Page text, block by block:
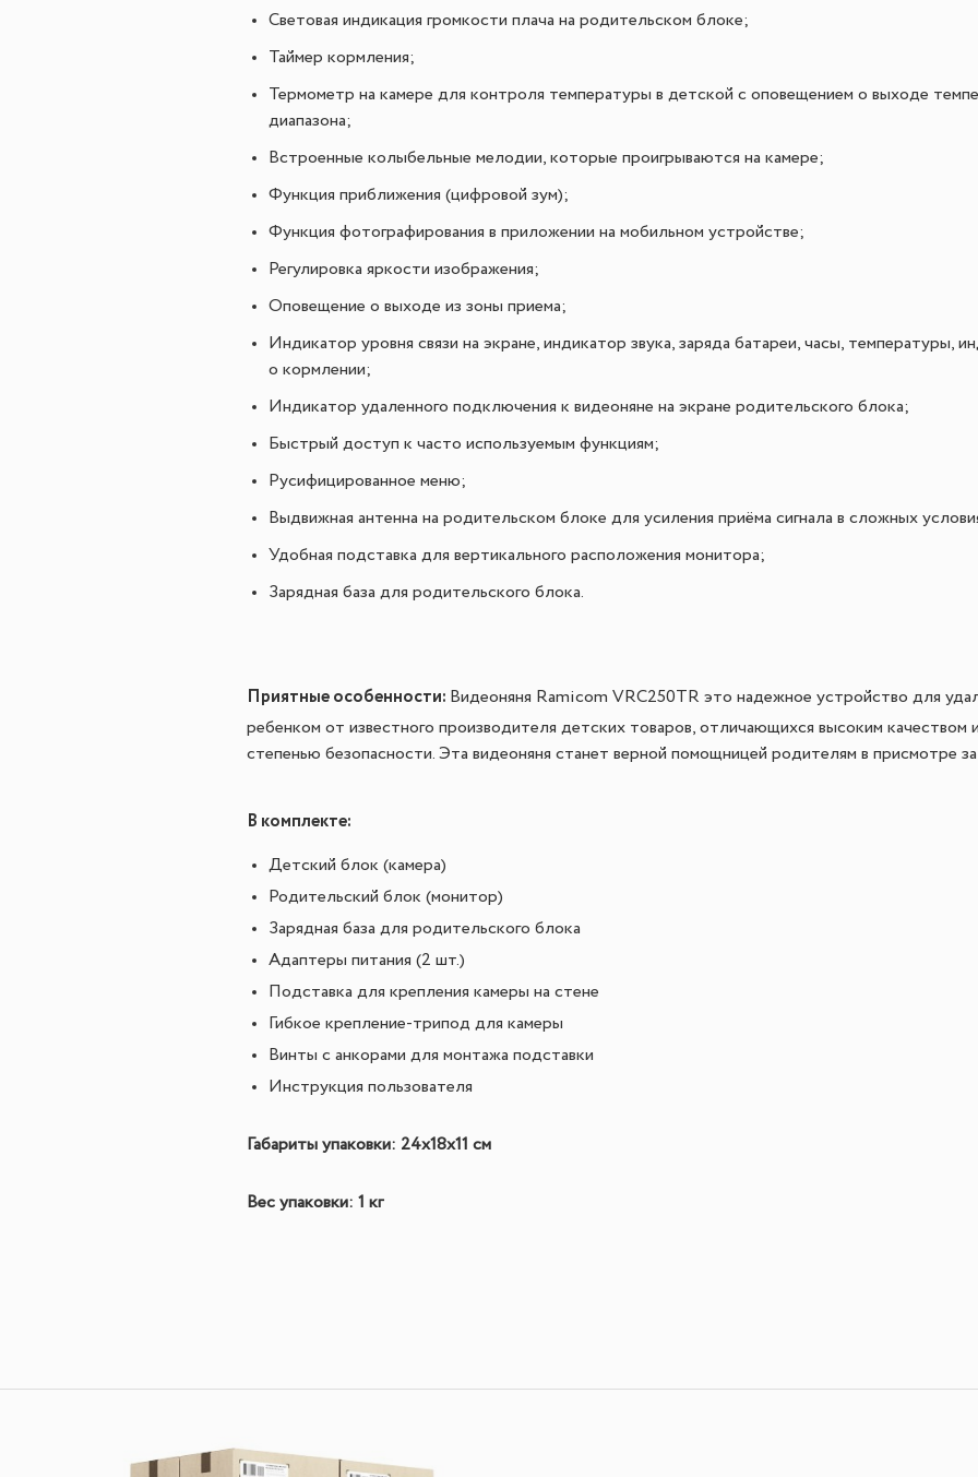
Световая индикация громкости плача на родительском блоке;
Таймер кормления;
Термометр на камере для контроля температуры в детской с оповещением о выходе
диапазона;
Встроенные колыбельные мелодии, которые проигрываются на камере;
Функция приближения (цифровой зум);
Функция фотографирования в приложении на мобильном устройстве;
Регулировка яркости изображения;
Оповещение о выходе из зоны приема;
Индикатор уровня связи на экране, индикатор звука, заряда батареи, часы, температуры,
о кормлении;
Индикатор удаленного подключения к видеоняне на экране родительского блока;
Быстрый доступ к часто используемым функциям;
Русифицированное меню;
Выдвижная антенна на родительском блоке для усиления приёма сигнала в сложных
Удобная подставка для вертикального расположения монитора;
Зарядная база для родительского блока.
Приятные особенности: Видеоняня Ramicom VRC250TR это надежное устройство для
ребенком от известного производителя детских товаров, отличающихся высоким качеством
степенью безопасности. Эта видеоняня станет верной помощницей родителям в присмотре
В комплекте:
Детский блок (камера)
Родительский блок (монитор)
Зарядная база для родительского блока
Адаптеры питания (2 шт.)
Подставка для крепления камеры на стене
Гибкое крепление-трипод для камеры
Винты с анкорами для монтажа подставки
Инструкция пользователя
Габариты упаковки: 24x18x11 см
Вес упаковки: 1 кг